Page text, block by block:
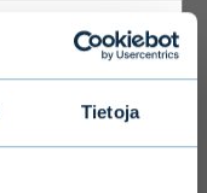
Tietoja